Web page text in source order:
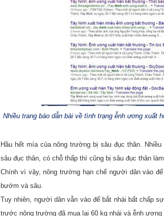
Nhiều trang báo dẫn bài về tình trạng ễnh ương xuất
Hầu hết mía của nông trường bị sâu đục thân.
sâu đục thân, có chỗ thấp thì cũng bị sâu đục thân
Chính vì vậy, nông trường hạn chế người dân vào
bướm và sâu.
Tuy nhiên, người dân vẫn vào để bắt nhái bất chấp
trước nông trường đã mua lại 60 kg nhái và ễnh